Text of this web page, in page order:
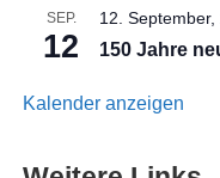
SEP.
12
12. September,
150 Jahre
Kalender anzeigen